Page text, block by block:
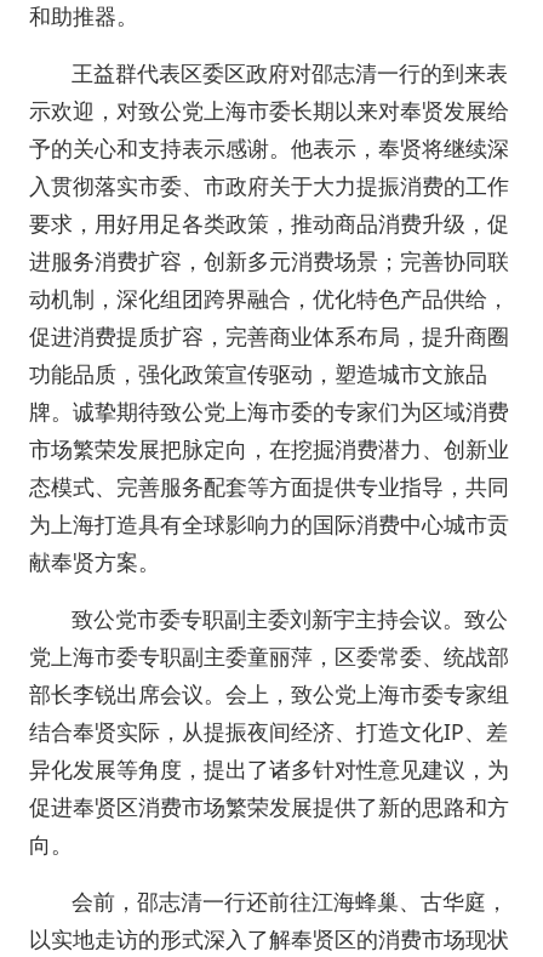
和助推器。
王益群代表区委区政府对邵志清一行的到来表
示欢迎，对致公党上海市委长期以来对奉贤发展给
予的关心和支持表示感谢。他表示，奉贤将继续深
入贯彻落实市委、市政府关于大力提振消费的工作
要求，用好用足各类政策，推动商品消费升级，促
进服务消费扩容，创新多元消费场景；完善协同联
动机制，深化组团跨界融合，优化特色产品供给，
促进消费提质扩容，完善商业体系布局，提升商圈
功能品质，强化政策宣传驱动，塑造城市文旅品
牌。诚挚期待致公党上海市委的专家们为区域消费
市场繁荣发展把脉定向，在挖掘消费潜力、创新业
态模式、完善服务配套等方面提供专业指导，共同
为上海打造具有全球影响力的国际消费中心城市贡
献奉贤方案。
致公党市委专职副主委刘新宇主持会议。致公
党上海市委专职副主委童丽萍，区委常委、统战部
部长李锐出席会议。会上，致公党上海市委专家组
结合奉贤实际，从提振夜间经济、打造文化IP、差
异化发展等角度，提出了诸多针对性意见建议，为
促进奉贤区消费市场繁荣发展提供了新的思路和方
向。
会前，邵志清一行还前往江海蜂巢、古华庭，
以实地走访的形式深入了解奉贤区的消费市场现状